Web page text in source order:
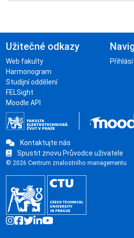
Kontaktujte nás
Spustit znovu Průvodce uživatele
© 2026 Centrum znalostního managementu
Užitečné odkazy
Web fakulty
Harmonogram
Studijní oddělení
FELSight
Moodle API